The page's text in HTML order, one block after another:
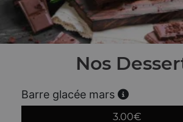
Nos
Barre glacée mars
3.00€